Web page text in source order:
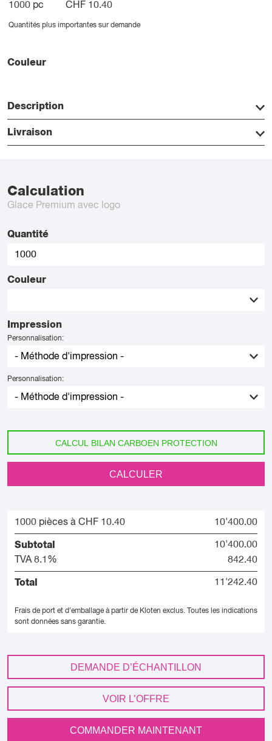
1000 pc CHF 10.40
Quantités plus importantes sur demande
Couleur
Description
Livraison
Calculation
Glace Premium avec logo
Quantité
Couleur
Impression
Personnalisation:
Personnalisation:
CALCUL BILAN CARBOEN PROTECTION
CALCULER
1000 pièces à CHF 10.40 10'400.00
Subtotal
10'400.00
TVA 8.1%
842.40
Total 11'242.40
Frais de port et d'emballage à partir de Kloten exclus.
Toutes les indications
sont données sans garantie.
DEMANDE D’ÉCHANTILLON
VOIR L’OFFRE
COMMANDER MAINTENANT